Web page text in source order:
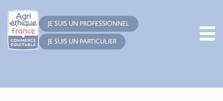
JE SUIS UN PROFESSIONNEL
JE SUIS UN PARTICULIER